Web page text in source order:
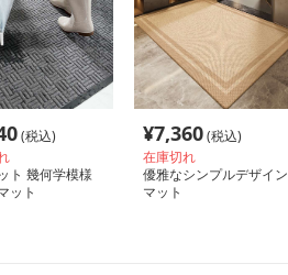
(税込)
ト 幾何学模様
ット
¥7,360(税込)
在庫切れ
優雅なシンプルデザイン
マット